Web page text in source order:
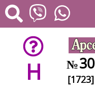
H №30
[1723]